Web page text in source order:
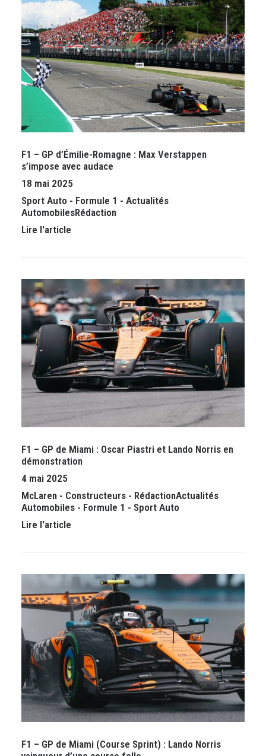
F1 – GP d’Émilie-Romagne : Max Verstappen
s’impose avec audace
18 mai 2025
Sport Auto - Formule 1 - Actualités
AutomobilesRédaction
Lire l'article
F1 – GP de Miami : Oscar Piastri et Lando Norris en
démonstration
4 mai 2025
McLaren - Constructeurs - RédactionActualités
Automobiles - Formule 1 - Sport Auto
Lire l'article
F1 – GP de Miami (Course Sprint) : Lando Norris